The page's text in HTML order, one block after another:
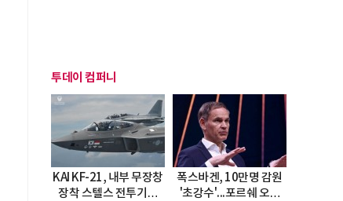
투데이 컴퍼니
KAI KF-21, 내부 무장창
장착 스텔스 전투기로
폭스바겐, 10만명 감원
'초강수'...포르쉐 오너